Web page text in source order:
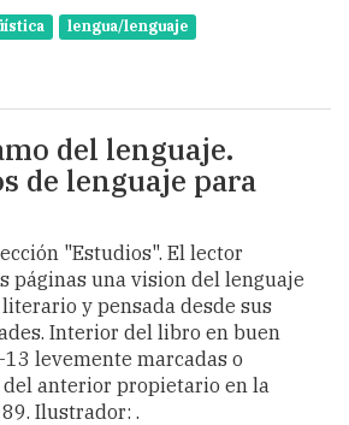
lengua/lenguaje
del lenguaje.
de lenguaje para
"Estudios". El lector
páginas una vision del lenguaje
y pensada desde sus
Interior del libro en buen
levemente marcadas o
anterior propietario en la
Ilustrador: .